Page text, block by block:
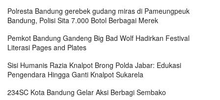
Polresta Bandung gerebek gudang miras di Pameungpeuk
Bandung, Polisi Sita 7.000 Botol Berbagai Merek
Pemkot Bandung Gandeng Big Bad Wolf Hadirkan Festival
Literasi Pages and Plates
Sisi Humanis Razia Knalpot Brong Polda Jabar: Edukasi
Pengendara Hingga Ganti Knalpot Sukarela
234SC Kota Bandung Gelar Aksi Berbagi Sembako